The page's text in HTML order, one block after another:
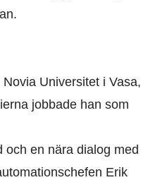
Universitet i Vasa,
jobbade han som
och en nära dialog med
Erik